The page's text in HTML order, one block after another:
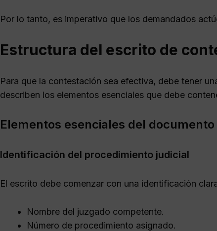
Por lo tanto, es imperativo que los demandados
Estructura del escrito de
Para que la contestación sea efectiva, debe tener
describen los elementos esenciales que debe
Elementos esenciales del documento
Identificación del procedimiento judicial
El escrito debe comenzar con una identificación
Nombre del juzgado competente.
Número de procedimiento asignado.